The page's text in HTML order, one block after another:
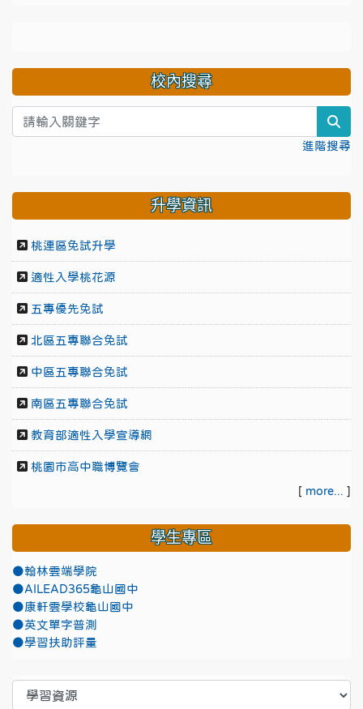
校內搜尋
進階搜尋
升學資訊
桃連區免試升學
適性入學桃花源
五專優先免試
北區五專聯合免試
中區五專聯合免試
南區五專聯合免試
教育部適性入學宣導網
桃園市高中職博覽會
[ more... ]
學生專區
●翰林雲端學院
●AILEAD365龜山國中
●康軒雲學校龜山國中
●英文單字普測
●學習扶助評量